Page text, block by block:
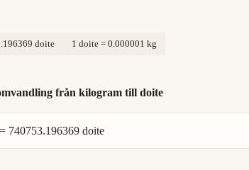
doite 1 doite = 0.000001 kg
från kilogram till doite
740753.196369 doite